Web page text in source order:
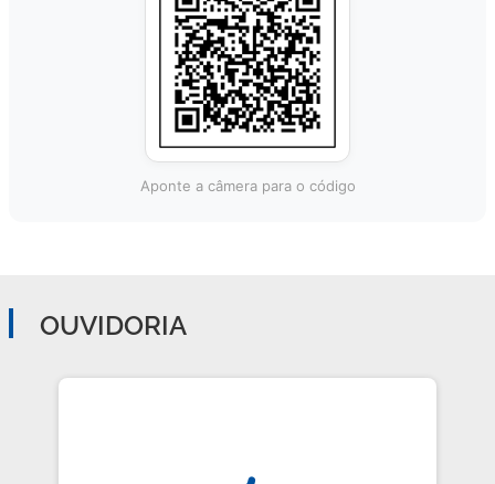
Aponte a câmera para o código
OUVIDORIA